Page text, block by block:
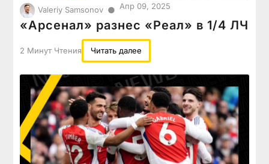
Valeriy Samsonov ● Апр 09, 2025
«Арсенал» разнес «Реал» в 1/4 ЛЧ
2 Минут Чтения Читать далее